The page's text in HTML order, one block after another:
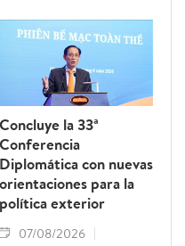
Concluye la 33ª
Conferencia
Diplomática con nuevas
orientaciones para la
política exterior
07/08/2026